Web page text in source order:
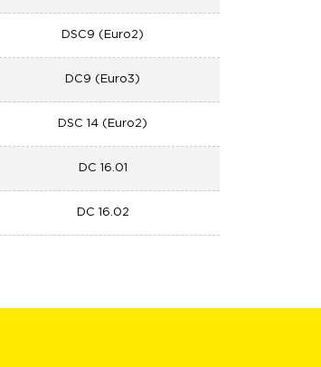
DSC9 (Euro2)
DC9 (Euro3)
DSC 14 (Euro2)
DC 16.01
DC 16.02